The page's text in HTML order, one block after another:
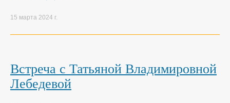
15 марта 2024 г.
Встреча с Татьяной Владимировной
Лебедевой